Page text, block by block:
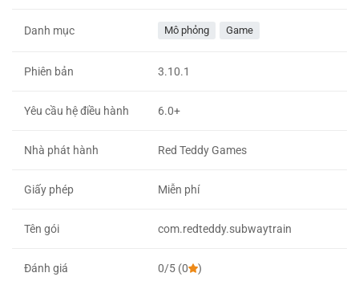
Danh mục Mô phỏng Game
Phiên bản 3.10.1
Yêu cầu hệ điều hành 6.0+
Nhà phát hành Red Teddy Games
Giấy phép Miễn phí
Tên gói com.redteddy.subwaytrain
Đánh giá 0/5 (0 )